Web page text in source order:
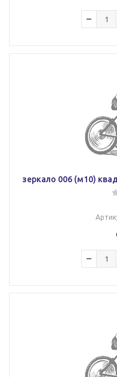
зеркало 006 (м10)